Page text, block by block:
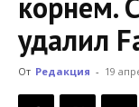
Кыргызстана
удалил
От Редакция - 19